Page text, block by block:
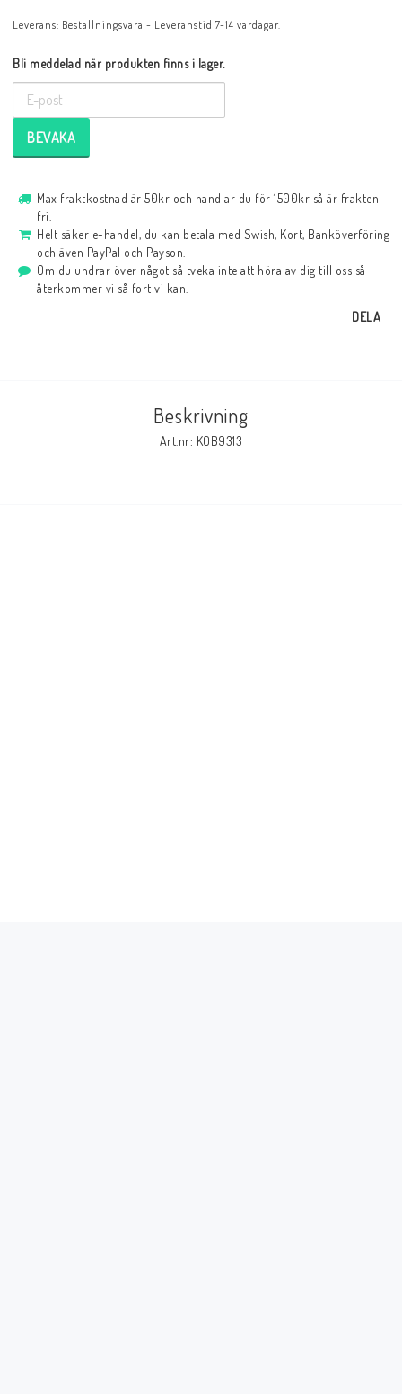
Leverans: Beställningsvara - Leveranstid 7-14 vardagar.
Bli meddelad när produkten finns i lager.
BEVAKA
Max fraktkostnad är 50kr och handlar du för 1500kr så är frakten
fri.
Helt säker e-handel, du kan betala med Swish, Kort, Banköverföring
och även PayPal och Payson.
Om du undrar över något så tveka inte att höra av dig till oss så
återkommer vi så fort vi kan.
DELA
Beskrivning
Art.nr: KOB9313